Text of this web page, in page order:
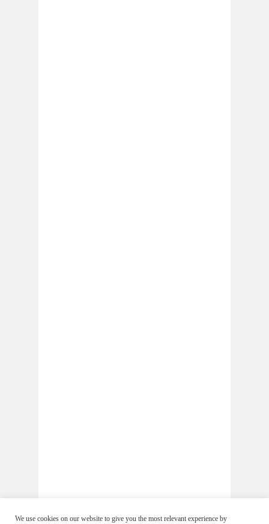
We use cookies on our website to give you the most relevant experience by